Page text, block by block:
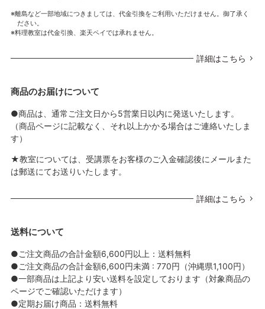
離島など一部地域につきましては、代金引換をご利用いただけません。御了承く
ださい。
料理教室は代金引換、楽天ペイでは承れません。
詳細はこちら
商品のお届けについて
●商品は、通常ご注文日から5営業日以内に発送いたします。
（商品ページに記載なく、それ以上かかる場合はご連絡いたしま
す）
★教室については、受講票をお客様のご入金確認後にメールまた
は郵送にてお送りいたします。
詳細はこちら
送料について
●ご注文商品の合計金額6,600円以上：送料無料
●ご注文商品の合計金額6,600円未満 : 770円（沖縄県1,100円）
●一部商品は上記より安い送料を設定しております（対象商品の
ページでご確認いただけます）
●定期お届け商品：送料無料